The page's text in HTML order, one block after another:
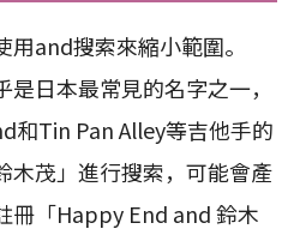
and搜索來縮小範圍。
日本最常見的名字之一，
和Tin Pan Alley等吉他手的
木茂」進行搜索，可能會產
冊「Happy End and 鈴木